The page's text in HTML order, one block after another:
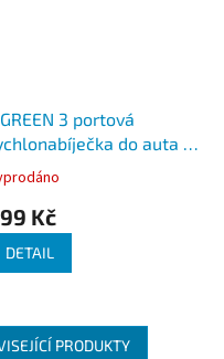
3 portová
do auta 75
Kč
DETAIL
PRODUKTY